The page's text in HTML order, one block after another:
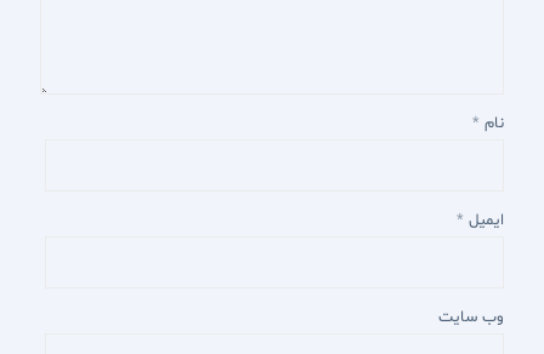
نام *
ایمیل *
وب‌ سایت